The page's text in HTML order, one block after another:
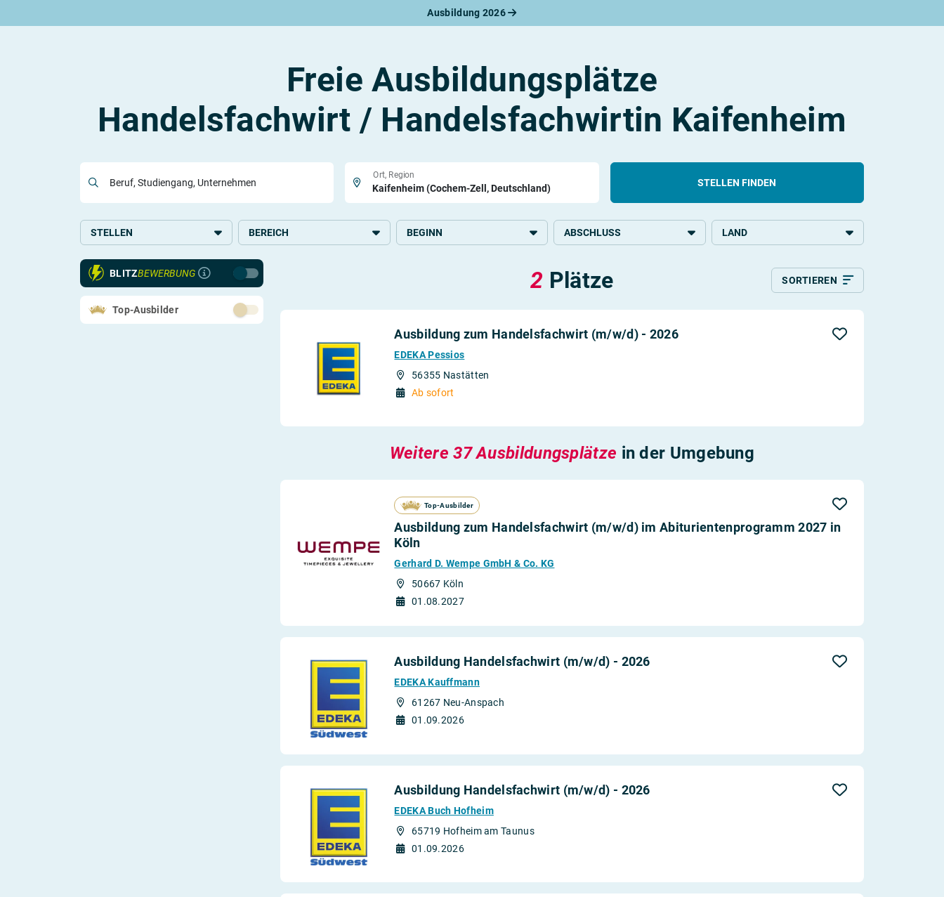
Ausbildung 2026
Rund um die AusbildungRund um das duale StudiumRund um Berufe
Berufe nach Themen
Bewerbungsratgeber
Vorlagen
Online-Bewerbung
Vorstellungsgespräch
Bewerbungs-Check
Freie Ausbildungsplätze
Handelsfachwirt / Handelsfachwirtin Kaifenheim
Beruf, Studiengang, Unternehmen
Ort, Region
STELLEN FINDEN
STELLEN
Ausbildung
BEREICH
Handel
BEGINN ABSCHLUSS LAND
Deutschland
BLITZBEWERBUNG
Top-Ausbilder
2 Plätze SORTIEREN
Ausbildung zum Handelsfachwirt (m/w/d) - 2026
EDEKA Pessios
56355 Nastätten
Ab sofort
Weitere 37 Ausbildungsplätze in der Umgebung
Top-Ausbilder
Ausbildung zum Handelsfachwirt (m/w/d) im Abiturientenprogramm 2027 in
Köln
Gerhard D. Wempe GmbH & Co. KG
50667 Köln
01.08.2027
Ausbildung Handelsfachwirt (m/w/d) - 2026
EDEKA Kauffmann
61267 Neu-Anspach
01.09.2026
Ausbildung Handelsfachwirt (m/w/d) - 2026
EDEKA Buch Hofheim
65719 Hofheim am Taunus
01.09.2026